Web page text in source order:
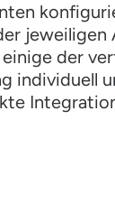
der
individuell